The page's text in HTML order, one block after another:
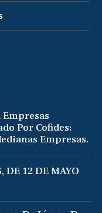
Por Cofides:
Empresas.
DE 12 DE MAYO